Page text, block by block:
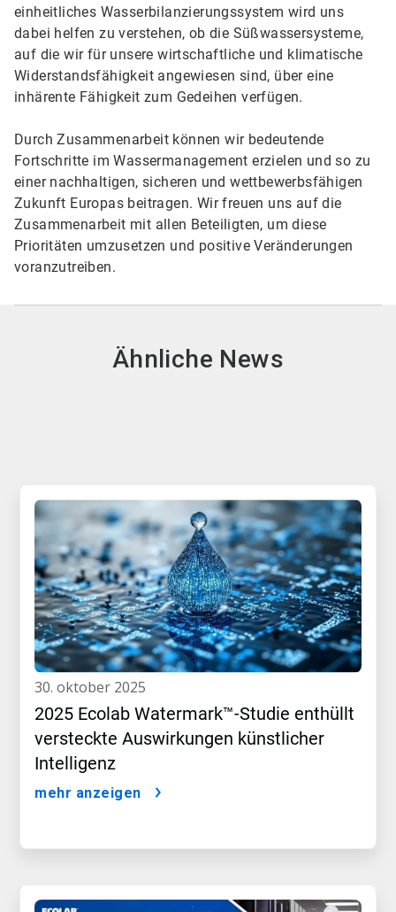
einheitliches Wasserbilanzierungssystem wird uns
dabei helfen zu verstehen, ob die Süßwassersysteme,
auf die wir für unsere wirtschaftliche und klimatische
Widerstandsfähigkeit angewiesen sind, über eine
inhärente Fähigkeit zum Gedeihen verfügen.
Durch Zusammenarbeit können wir bedeutende
Fortschritte im Wassermanagement erzielen und so zu
einer nachhaltigen, sicheren und wettbewerbsfähigen
Zukunft Europas beitragen. Wir freuen uns auf die
Zusammenarbeit mit allen Beteiligten, um diese
Prioritäten umzusetzen und positive Veränderungen
voranzutreiben.
Ähnliche News
30. oktober 2025
2025 Ecolab Watermark™-Studie enthüllt
versteckte Auswirkungen künstlicher
Intelligenz
mehr anzeigen